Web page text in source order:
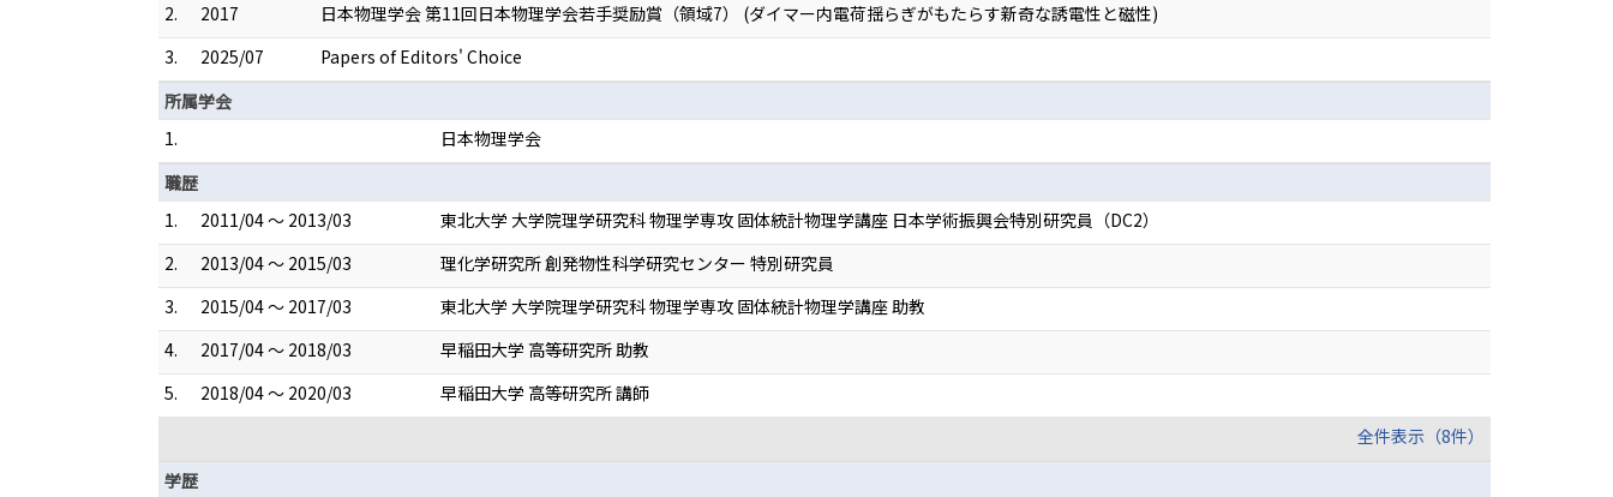
2.
2017
日本物理学会 第11回日本物理学会若手奨励賞（領域7） (ダイマー内電荷揺らぎがもたらす新奇な誘電性と磁性)
3.
2025/07
Papers of Editors' Choice
所属学会
1.
日本物理学会
職歴
1.
2011/04 ～ 2013/03
東北大学 大学院理学研究科 物理学専攻 固体統計物理学講座 日本学術振興会特別研究員（DC2）
2.
2013/04 ～ 2015/03
理化学研究所 創発物性科学研究センター 特別研究員
3.
2015/04 ～ 2017/03
東北大学 大学院理学研究科 物理学専攻 固体統計物理学講座 助教
4.
2017/04 ～ 2018/03
早稲田大学 高等研究所 助教
5.
2018/04 ～ 2020/03
早稲田大学 高等研究所 講師
全件表示（8件）
学歴